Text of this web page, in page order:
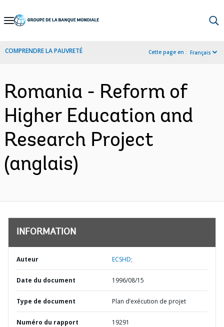
Skip
Navigation
COMPRENDRE LA PAUVRETÉ Cette page en : Français
Romania - Reform of
Higher Education and
Research Project
(anglais)
INFORMATION
Auteur ECSHD;
Date du document 1996/08/15
Type de document Plan d’exécution de projet
Numéro du rapport 19291